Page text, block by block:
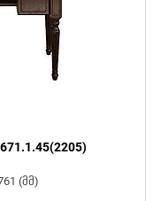
(მმ)